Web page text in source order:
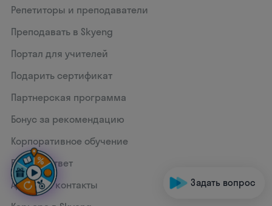
Репетиторы и преподаватели
Преподавать в Skyeng
Портал для учителей
Подарить сертификат
Партнерская программа
Бонус за рекомендацию
Корпоративное обучение
Вопрос-ответ
Адреса и контакты
Задать вопрос